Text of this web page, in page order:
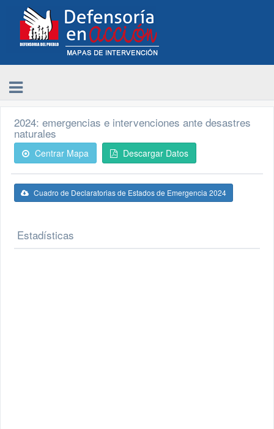
2024: emergencias e intervenciones ante desastres
naturales
Centrar Mapa Descargar Datos
Cuadro de Declaratorias de Estados de Emergencia 2024
Estadísticas